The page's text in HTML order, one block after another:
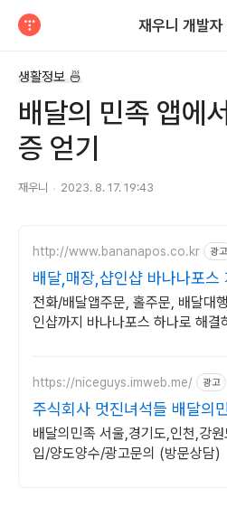
재우니 개발자
생활정보 🍜
배달의 민족 앱에
증 얻기
재우니 2023. 8. 17. 19:43
http://www.bananapos.co.kr 광고
배달,매장,샵인샵 바나나포스
개월 무료
전화/배달앱주문, 홀주문, 배달대
인샵까지 바나나포스 하나로 해결
https://niceguys.imweb.me/ 광고
주식회사 멋진녀석들 배달의
협력사
배달의민족 서울,경기도,인천,강
입/양도양수/광고문의 (방문상담)